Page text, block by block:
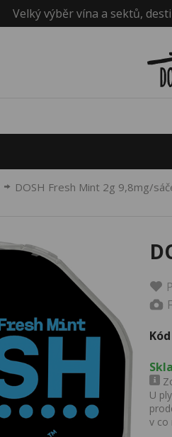
Velký výběr vína a sektů,
DOSH Fresh Mint 2g 9,8mg/
U
v co